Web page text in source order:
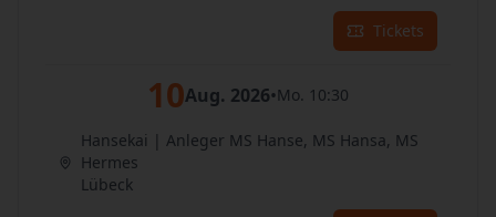
Tickets
10Aug. 2026•Mo. 10:30
Hansekai | Anleger MS Hanse, MS Hansa, MS
Hermes
Lübeck